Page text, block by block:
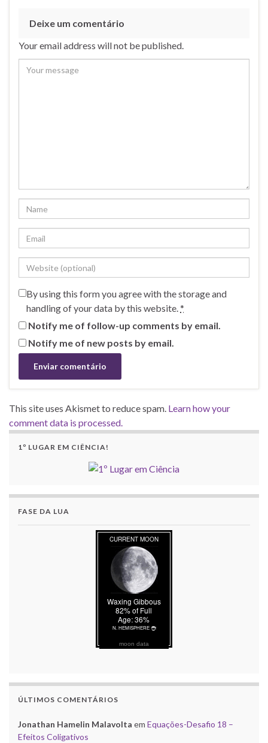
Deixe um comentário
Your email address will not be published.
By using this form you agree with the storage and
handling of your data by this website.*
Notify me of follow-up comments by email.
Notify me of new posts by email.
This site uses Akismet to reduce spam. Learn how your
comment data is processed.
1º LUGAR EM CIÊNCIA!
FASE DA LUA
moon data
ÚLTIMOS COMENTÁRIOS
Jonathan Hamelin Malavolta em Equações-Desafio 18 –
Efeitos Coligativos